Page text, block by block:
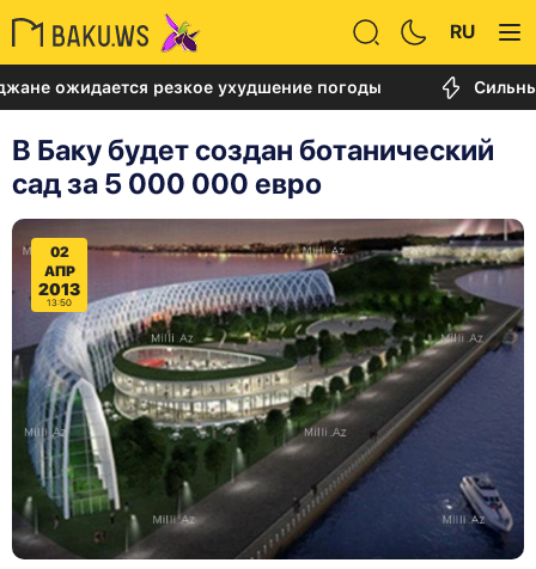
RU
резкое ухудшение погоды Сильный пожар
В Баку будет создан ботанический
сад за 5 000 000 евро
02
АПР
2013
13:50